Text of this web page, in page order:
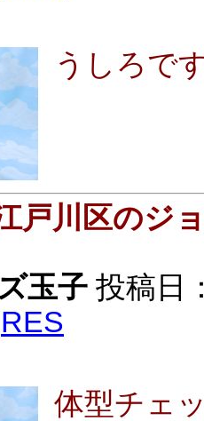
うしろで
戸川区のジ
玉子 投稿日
RES
体型チェ